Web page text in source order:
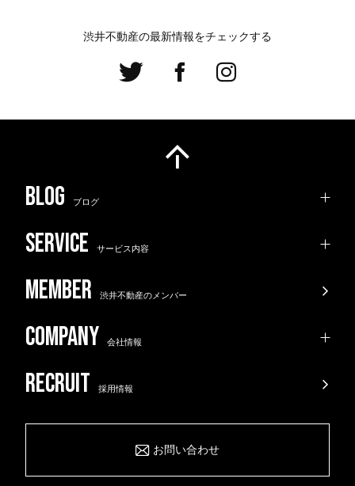
渋井不動産の最新情報をチェックする
ブログ
サービス内容
渋井不動産のメンバー
会社情報
採用情報
お問い合わせ